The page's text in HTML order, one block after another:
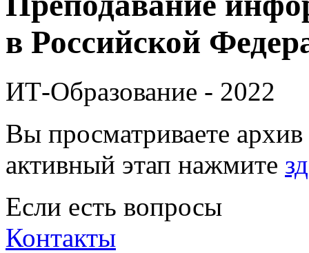
в Российской
ИТ-Образование - 2022
Вы просматриваете
активный этап нажмите
Если есть вопросы
Контакты